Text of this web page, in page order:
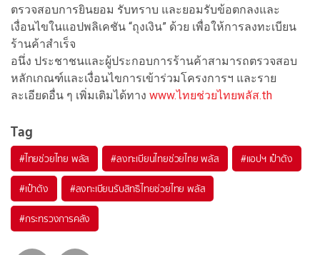
ตรวจสอบการยินยอม รับทราบ และยอมรับข้อตกลงและ
เงื่อนไขในแอปพลิเคชัน “ถุงเงิน” ด้วย เพื่อให้การลงทะเบียน
ร้านค้าสำเร็จ
อนึ่ง ประชาชนและผู้ประกอบการร้านค้าสามารถตรวจสอบ
หลักเกณฑ์และเงื่อนไขการเข้าร่วมโครงการฯ และราย
ละเอียดอื่น ๆ เพิ่มเติมได้ทาง www.ไทยช่วยไทยพลัส.th
Tag
#ไทยช่วยไทย พลัส #ลงทะเบียนไทยช่วยไทย พลัส #แอปฯ เป๋าตัง
#เป๋าตัง #ลงทะเบียนรับสิทธิไทยช่วยไทย พลัส
#กระทรวงการคลัง